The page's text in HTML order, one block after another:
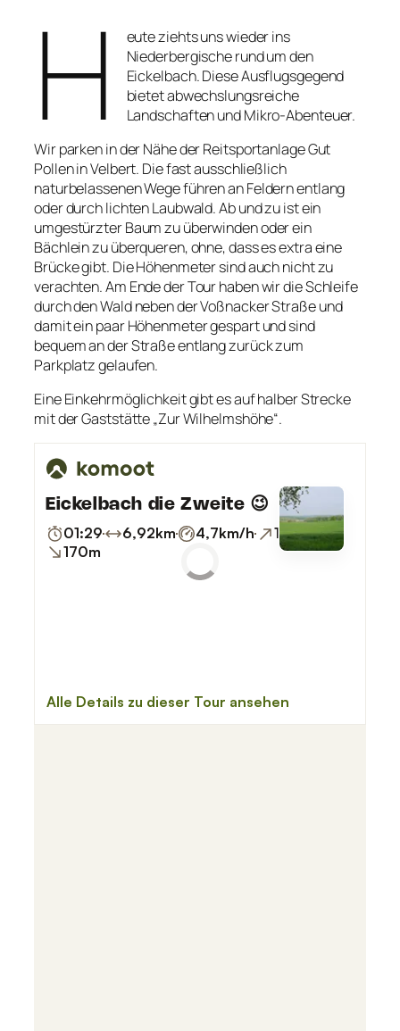
H
eute ziehts uns wieder ins
Niederbergische rund um den
Eickelbach. Diese Ausflugsgegend
bietet abwechslungsreiche
Landschaften und Mikro-Abenteuer.
Wir parken in der Nähe der Reitsportanlage Gut
Pollen in Velbert. Die fast ausschließlich
naturbelassenen Wege führen an Feldern entlang
oder durch lichten Laubwald. Ab und zu ist ein
umgestürzter Baum zu überwinden oder ein
Bächlein zu überqueren, ohne, dass es extra eine
Brücke gibt. Die Höhenmeter sind auch nicht zu
verachten. Am Ende der Tour haben wir die Schleife
durch den Wald neben der Voßnacker Straße und
damit ein paar Höhenmeter gespart und sind
bequem an der Straße entlang zurück zum
Parkplatz gelaufen.
Eine Einkehrmöglichkeit gibt es auf halber Strecke
mit der Gaststätte „Zur Wilhelmshöhe“.